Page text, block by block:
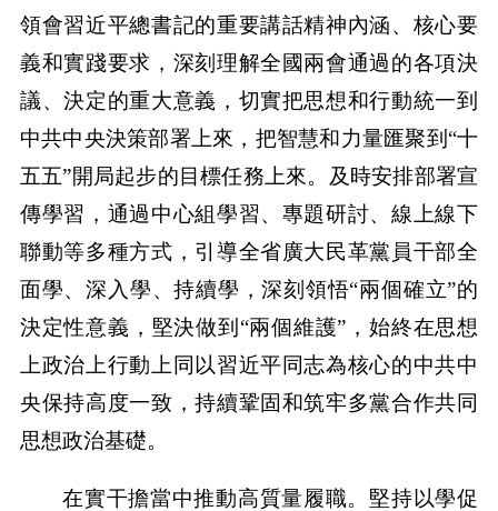
領會習近平總書記的重要講話精神內涵、核心要
義和實踐要求，深刻理解全國兩會通過的各項決
議、決定的重大意義，切實把思想和行動統一到
中共中央決策部署上來，把智慧和力量匯聚到“十
五五”開局起步的目標任務上來。及時安排部署宣
傳學習，通過中心組學習、專題研討、線上線下
聯動等多種方式，引導全省廣大民革黨員干部全
面學、深入學、持續學，深刻領悟“兩個確立”的
決定性意義，堅決做到“兩個維護”，始終在思想
上政治上行動上同以習近平同志為核心的中共中
央保持高度一致，持續鞏固和筑牢多黨合作共同
思想政治基礎。
在實干擔當中推動高質量履職。堅持以學促